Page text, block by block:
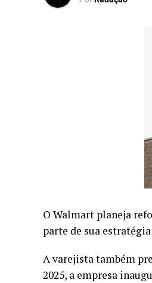
O Walmart planeja
parte de sua
A varejista também
2025, a empresa